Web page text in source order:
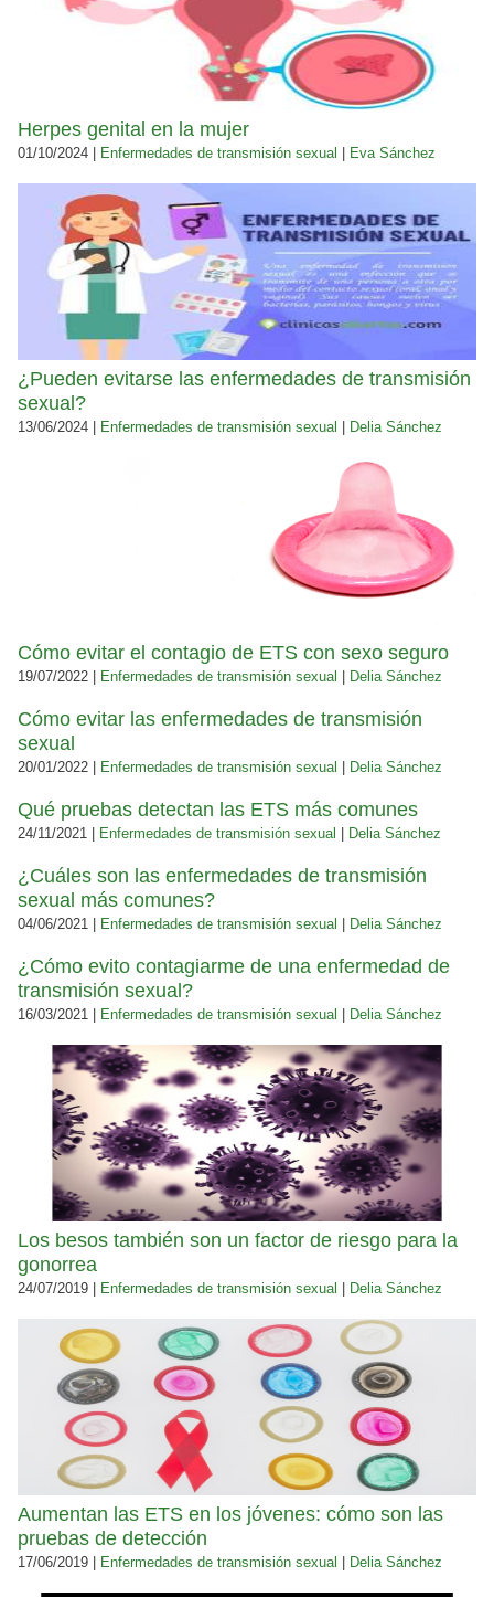
Herpes genital en la mujer
01/10/2024 | Enfermedades de transmisión sexual Eva Sánchez
¿Pueden evitarse las enfermedades de transmisión
sexual?
13/06/2024 | Enfermedades de transmisión sexual Delia Sánchez
Cómo evitar el contagio de ETS con sexo seguro
19/07/2022 | Enfermedades de transmisión sexual Delia Sánchez
Cómo evitar las enfermedades de transmisión
sexual
20/01/2022 | Enfermedades de transmisión sexual Delia Sánchez
Qué pruebas detectan las ETS más comunes
24/11/2021 | Enfermedades de transmisión sexual Delia Sánchez
¿Cuáles son las enfermedades de transmisión
sexual más comunes?
04/06/2021 | Enfermedades de transmisión sexual Delia Sánchez
¿Cómo evito contagiarme de una enfermedad de
transmisión sexual?
16/03/2021 | Enfermedades de transmisión sexual Delia Sánchez
Los besos también son un factor de riesgo para la
gonorrea
24/07/2019 | Enfermedades de transmisión sexual Delia Sánchez
Aumentan las ETS en los jóvenes: cómo son las
pruebas de detección
17/06/2019 | Enfermedades de transmisión sexual Delia Sánchez